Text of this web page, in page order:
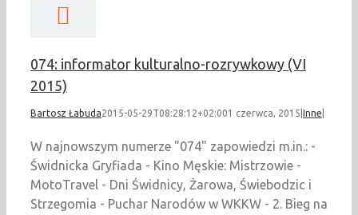
074: informator kulturalno-rozrywkowy (VI
2015)
Bartosz Łabuda2015-05-29T08:28:12+02:001 czerwca, 2015 Inne
W najnowszym numerze "074" zapowiedzi m.in.: -
Świdnicka Gryfiada - Kino Męskie: Mistrzowie -
MotoTravel - Dni Świdnicy, Żarowa, Świebodzic i
Strzegomia - Puchar Narodów w WKKW - 2. Bieg na